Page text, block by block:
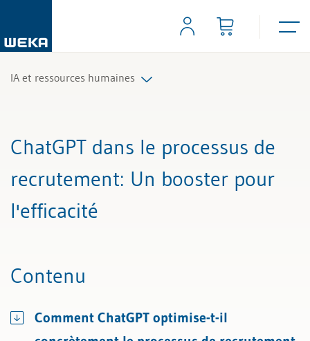
IA et ressources humaines
ChatGPT dans le processus de
recrutement: Un booster pour
l'efficacité
Contenu
Comment ChatGPT optimise-t-il